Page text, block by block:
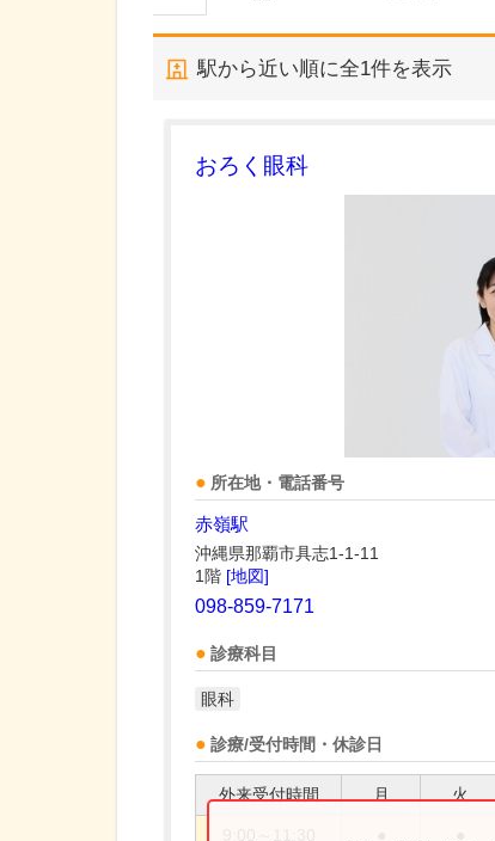
駅から近い順に全1件を表示
おろく眼科
所在地・電話番号
赤嶺駅
沖縄県那覇市具志1-1-11
1階 [地図]
098-859-7171
診療科目
眼科
診療/受付時間・休診日
外来受付時間 月 火